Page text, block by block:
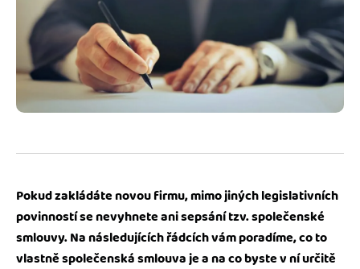
Spřátelené účetní
Katalog doplňků
Jak se vyznat ve fakturaci
Blog
mini akademie
Pokud zakládáte novou firmu, mimo jiných legislativních
povinností se nevyhnete ani sepsání tzv. společenské
smlouvy. Na následujících řádcích vám poradíme, co to
vlastně společenská smlouva je a na co byste v ní určitě